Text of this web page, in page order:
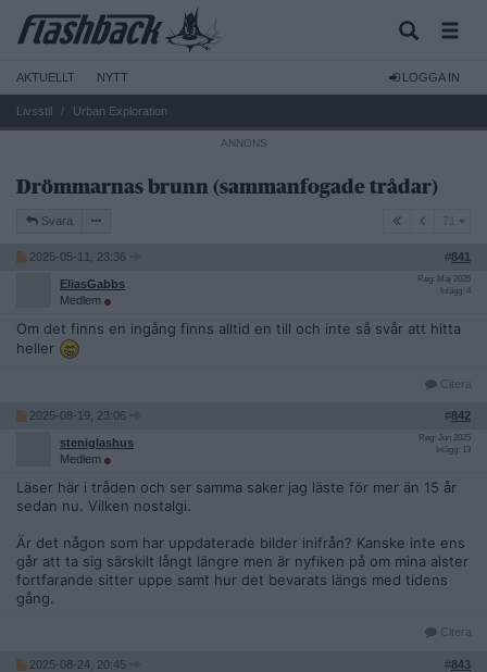
AKTUELLT NYTT LOGGA IN
Livsstil Urban Exploration
Drömmarnas brunn (sammanfogade trådar)
Svara
2025-05-11, 23:36 #841
EliasGabbs
Medlem
Reg: Maj 2025
Inlägg: 4
Om det finns en ingång finns alltid en till och inte så svår att hitta
heller
Citera
2025-08-19, 23:06 #842
steniglashus
Medlem
Reg: Jun 2025
Inlägg: 13
Läser här i tråden och ser samma saker jag läste för mer än 15 år
sedan nu. Vilken nostalgi.
Är det någon som har uppdaterade bilder inifrån? Kanske inte ens
går att ta sig särskilt långt längre men är nyfiken på om mina alster
fortfarande sitter uppe samt hur det bevarats längs med tidens
gång.
Citera
2025-08-24, 20:45 #843